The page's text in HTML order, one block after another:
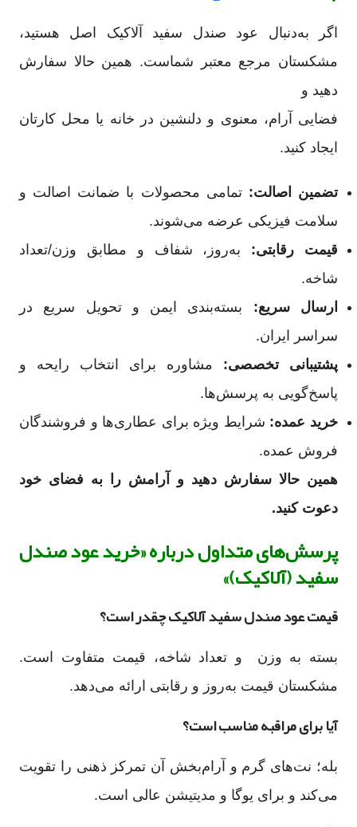
اگر به‌دنبال عود صندل سفید آلاکیک اصل هستید،
مشکستان مرجع معتبر شماست. همین حالا سفارش
دهید و
فضایی آرام، معنوی و دلنشین در خانه یا محل کارتان
ایجاد کنید.
تضمین اصالت: تمامی محصولات با ضمانت اصالت و
سلامت فیزیکی عرضه می‌شوند.
قیمت رقابتی: به‌روز، شفاف و مطابق وزن/تعداد
شاخه.
ارسال سریع: بسته‌بندی ایمن و تحویل سریع در
سراسر ایران.
پشتیبانی تخصصی: مشاوره برای انتخاب رایحه و
پاسخ‌گویی به پرسش‌ها.
خرید عمده: شرایط ویژه برای عطاری‌ها و فروشندگان
فروش عمده.
همین حالا سفارش دهید و آرامش را به فضای خود
دعوت کنید.
پرسش‌های متداول درباره «خرید عود صندل
سفید (آلاکیک)»
قیمت عود صندل سفید آلاکیک چقدر است؟
بسته به وزن و تعداد شاخه، قیمت متفاوت است.
مشکستان قیمت به‌روز و رقابتی ارائه می‌دهد.
آیا برای مراقبه مناسب است؟
بله؛ نت‌های گرم و آرام‌بخش آن تمرکز ذهنی را تقویت
می‌کند و برای یوگا و مدیتیشن عالی است.